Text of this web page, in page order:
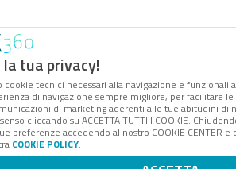
tua privacy!
tecnici necessari alla navigazione e funzionali
di navigazione sempre migliore, per facilitare
di marketing aderenti alle tue abitudini di
cliccando su ACCETTA TUTTI I COOKIE.
preferenze accedendo al nostro COOKIE CENTER
COOKIE POLICY.